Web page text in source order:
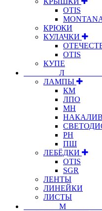
OTIS
КРЮКИ
КУЛАЧКИ
OTIS
КУПЕ
ЛАМПЫ
КМ
ЛПО
МН
РН
ПШ
ЛЕБЁДКИ
OTIS
SGR
ЛЕНТЫ
ЛИНЕЙКИ
ЛИСТЫ